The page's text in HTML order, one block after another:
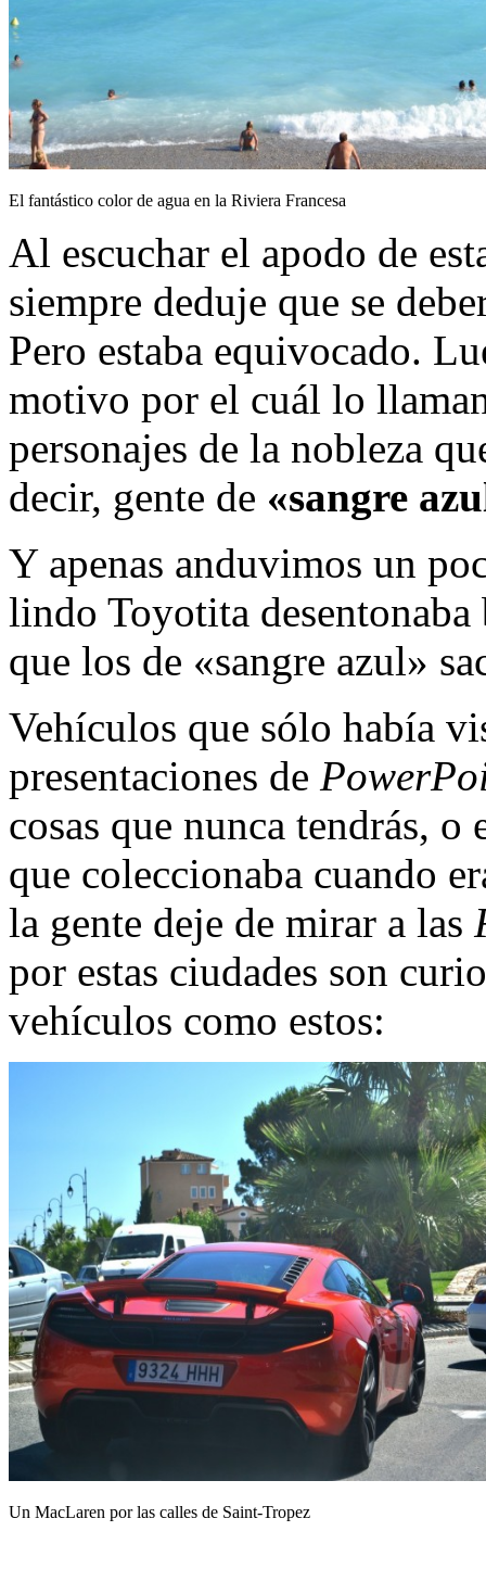
El fantástico color de agua en la Riviera Francesa
Al escuchar el apodo de
siempre deduje que se
Pero estaba equivocado.
motivo por el cuál lo
personajes de la nobleza
decir, gente de «sangre
Y apenas anduvimos un
lindo Toyotita desentonaba
que los de «sangre azul»
Vehículos que sólo había
presentaciones de
cosas que nunca tendrás,
que coleccionaba cuando
la gente deje de mirar a las
por estas ciudades son
vehículos como estos:
Un MacLaren por las calles de Saint-Tropez